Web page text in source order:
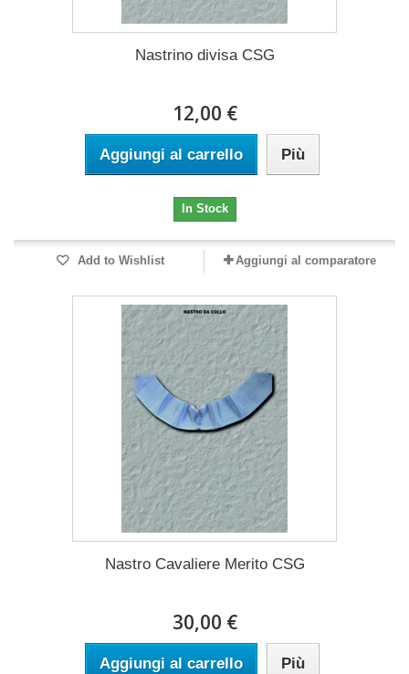
Nastrino divisa CSG
12,00 €
Aggiungi al carrello Più
In Stock
Add to Wishlist Aggiungi al comparatore
Nastro Cavaliere Merito CSG
30,00 €
Aggiungi al carrello Più